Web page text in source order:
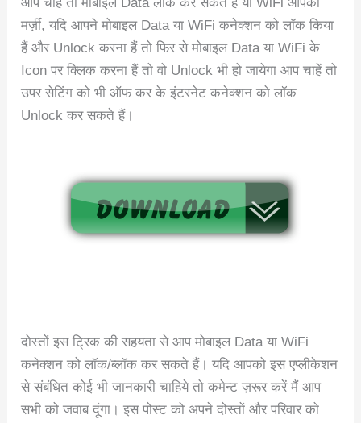
मर्ज़ी, यदि आपने मोबाइल Data या WiFi कनेक्शन को लॉक किया
हैं और Unlock करना हैं तो फिर से मोबाइल Data या WiFi के
Icon पर क्लिक करना हैं तो वो Unlock भी हो जायेगा आप चाहें तो
उपर सेटिंग को भी ऑफ कर के इंटरनेट कनेक्शन को लॉक
Unlock कर सकते हैं।
दोस्तों इस ट्रिक की सहयता से आप मोबाइल Data या WiFi
कनेक्शन को लॉक/ब्लॉक कर सकते हैं। यदि आपको इस एप्लीकेशन
से संबंधित कोई भी जानकारी चाहिये तो कमेन्ट ज़रूर करें मैं आप
सभी को जवाब दूंगा। इस पोस्ट को अपने दोस्तों और परिवार को